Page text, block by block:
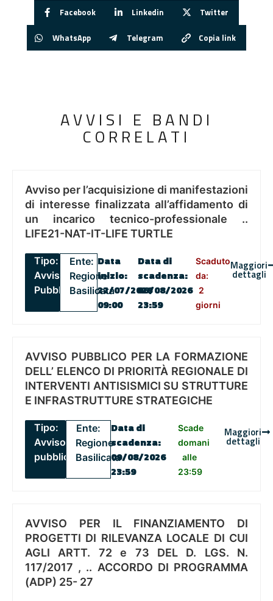
Facebook Linkedin Twitter
WhatsApp Telegram Copia link
AVVISI E BANDI
CORRELATI
Avviso per l’acquisizione di manifestazioni
di interesse finalizzata all’affidamento di
un incarico tecnico-professionale ..
LIFE21-NAT-IT-LIFE TURTLE
Tipo:
Avviso
Pubblico
Ente:
Regione
Basilicata
Data
inizio:
22/07/2026
09:00
Data di
scadenza:
06/08/2026
23:59
Scaduto
da:
2
giorni
Maggiori
dettagli
AVVISO PUBBLICO PER LA FORMAZIONE
DELL’ ELENCO DI PRIORITÀ REGIONALE DI
INTERVENTI ANTISISMICI SU STRUTTURE
E INFRASTRUTTURE STRATEGICHE
Tipo:
Avviso
pubblico
Ente:
Regione
Basilicata
Data di
scadenza:
09/08/2026
23:59
Scade
domani
alle
23:59
Maggiori
dettagli
AVVISO PER IL FINANZIAMENTO DI
PROGETTI DI RILEVANZA LOCALE DI CUI
AGLI ARTT. 72 e 73 DEL D. LGS. N.
117/2017 , .. ACCORDO DI PROGRAMMA
(ADP) 25- 27